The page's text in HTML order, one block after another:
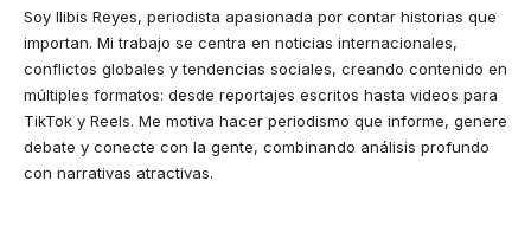
Soy Ilibis Reyes, periodista apasionada por contar historias que
importan. Mi trabajo se centra en noticias internacionales,
conflictos globales y tendencias sociales, creando contenido en
múltiples formatos: desde reportajes escritos hasta videos para
TikTok y Reels. Me motiva hacer periodismo que informe, genere
debate y conecte con la gente, combinando análisis profundo
con narrativas atractivas.